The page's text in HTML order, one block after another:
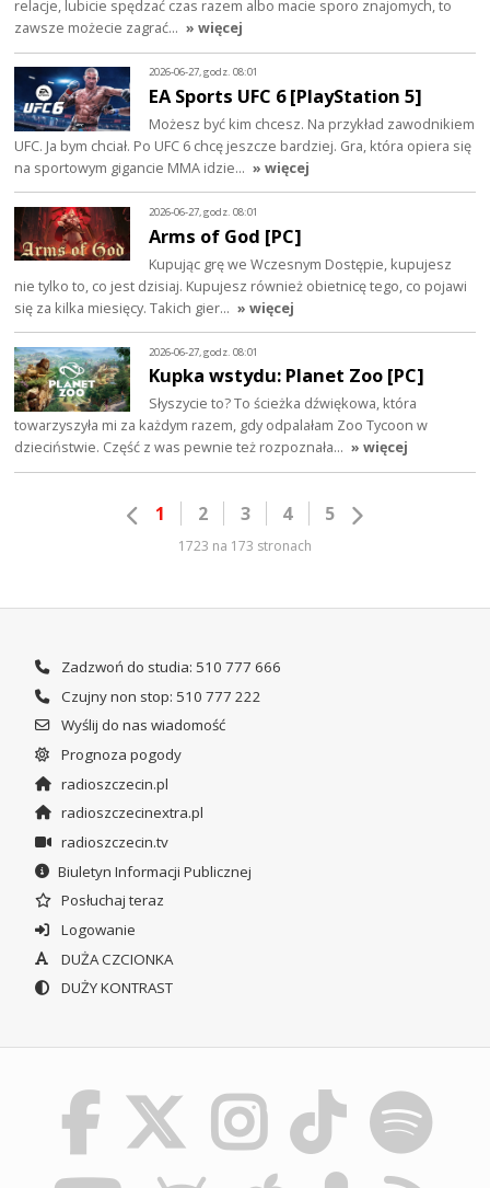
relacje, lubicie spędzać czas razem albo macie sporo znajomych, to
zawsze możecie zagrać… » więcej
2026-06-27, godz. 08:01
EA Sports UFC 6 [PlayStation 5]
Możesz być kim chcesz. Na przykład zawodnikiem
UFC. Ja bym chciał. Po UFC 6 chcę jeszcze bardziej. Gra, która opiera się
na sportowym gigancie MMA idzie… » więcej
2026-06-27, godz. 08:01
Arms of God [PC]
Kupując grę we Wczesnym Dostępie, kupujesz
nie tylko to, co jest dzisiaj. Kupujesz również obietnicę tego, co pojawi
się za kilka miesięcy. Takich gier… » więcej
2026-06-27, godz. 08:01
Kupka wstydu: Planet Zoo [PC]
Słyszycie to? To ścieżka dźwiękowa, która
towarzyszyła mi za każdym razem, gdy odpalałam Zoo Tycoon w
dzieciństwie. Część z was pewnie też rozpoznała… » więcej
1 2 3 4 5
1723 na 173 stronach
Zadzwoń do studia: 510 777 666
Czujny non stop: 510 777 222
Wyślij do nas wiadomość
Prognoza pogody
radioszczecin.pl
radioszczecinextra.pl
radioszczecin.tv
Biuletyn Informacji Publicznej
Posłuchaj teraz
Logowanie
DUŻA CZCIONKA
DUŻY KONTRAST